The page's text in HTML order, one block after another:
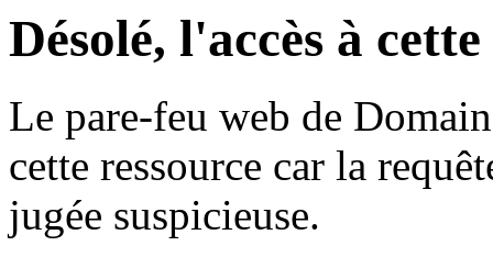
Désolé, l'accès à
Le pare-feu web de
cette ressource car la
jugée suspicieuse.